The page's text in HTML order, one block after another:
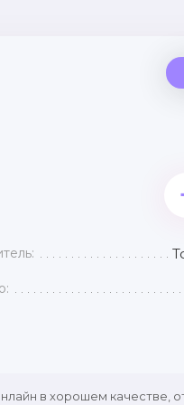
в хорошем качестве,